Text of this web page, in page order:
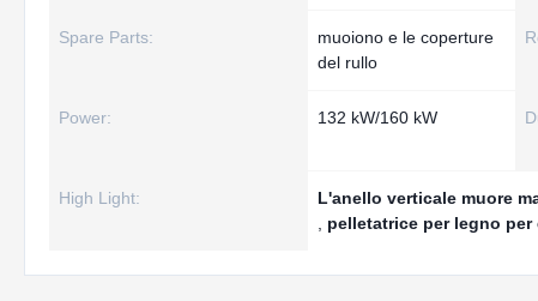
Spare Parts:
muoiono e le coperture
del rullo
Power: 132 kW/160 kW
High Light: L'anello verticale muore
pelletatrice per legno